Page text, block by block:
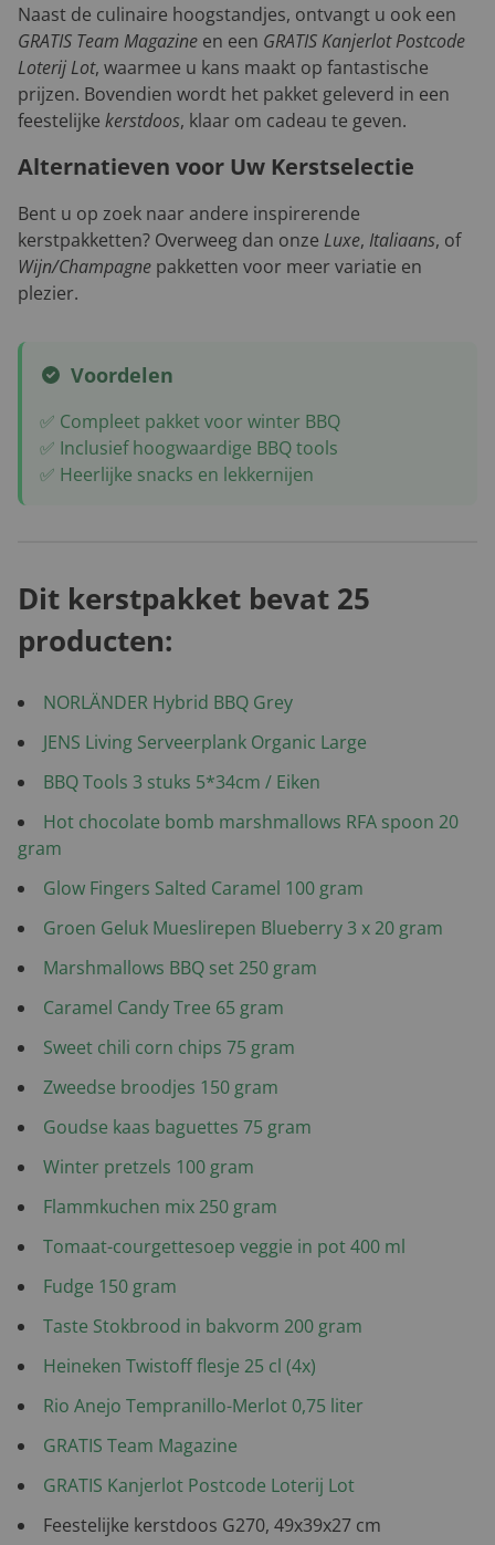
Naast de culinaire hoogstandjes, ontvangt u ook een
GRATIS Team Magazine en een GRATIS Kanjerlot Postcode
Loterij Lot, waarmee u kans maakt op fantastische
prijzen. Bovendien wordt het pakket geleverd in een
feestelijke kerstdoos, klaar om cadeau te geven.
Alternatieven voor Uw Kerstselectie
Bent u op zoek naar andere inspirerende
kerstpakketten? Overweeg dan onze Luxe, Italiaans, of
Wijn/Champagne pakketten voor meer variatie en
plezier.
Voordelen
✅ Compleet pakket voor winter BBQ
✅ Inclusief hoogwaardige BBQ tools
✅ Heerlijke snacks en lekkernijen
Dit kerstpakket bevat 25
producten:
NORLÄNDER Hybrid BBQ Grey
JENS Living Serveerplank Organic Large
BBQ Tools 3 stuks 5*34cm / Eiken
Hot chocolate bomb marshmallows RFA spoon 20
gram
Glow Fingers Salted Caramel 100 gram
Groen Geluk Mueslirepen Blueberry 3 x 20 gram
Marshmallows BBQ set 250 gram
Caramel Candy Tree 65 gram
Sweet chili corn chips 75 gram
Zweedse broodjes 150 gram
Goudse kaas baguettes 75 gram
Winter pretzels 100 gram
Flammkuchen mix 250 gram
Tomaat-courgettesoep veggie in pot 400 ml
Fudge 150 gram
Taste Stokbrood in bakvorm 200 gram
Heineken Twistoff flesje 25 cl (4x)
Rio Anejo Tempranillo-Merlot 0,75 liter
GRATIS Team Magazine
GRATIS Kanjerlot Postcode Loterij Lot
Feestelijke kerstdoos G270, 49x39x27 cm